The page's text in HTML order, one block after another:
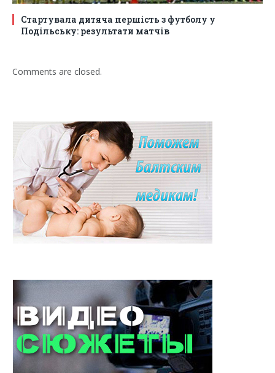
Стартувала дитяча першість з футболу у
Подільську: результати матчів
Comments are closed.